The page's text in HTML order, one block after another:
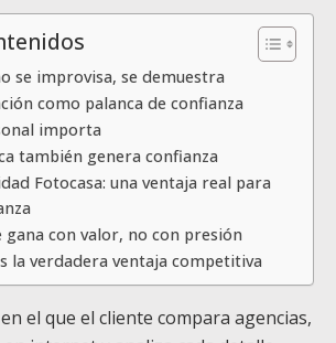
se improvisa, se demuestra
como palanca de confianza
importa
también genera confianza
Fotocasa: una ventaja real para
gana con valor, no con presión
la verdadera ventaja competitiva
el que el cliente compara agencias,